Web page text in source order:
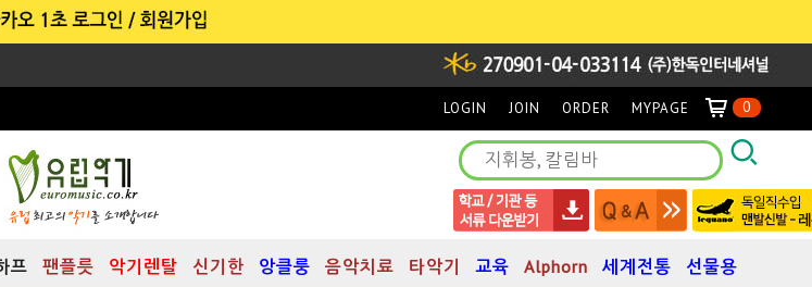
LOGIN JOIN ORDER MYPAGE 0
프 팬플릇 악기렌탈 신기한 앙클룽 음악치료 타악기 교육 Alphorn 세계전통 선물용